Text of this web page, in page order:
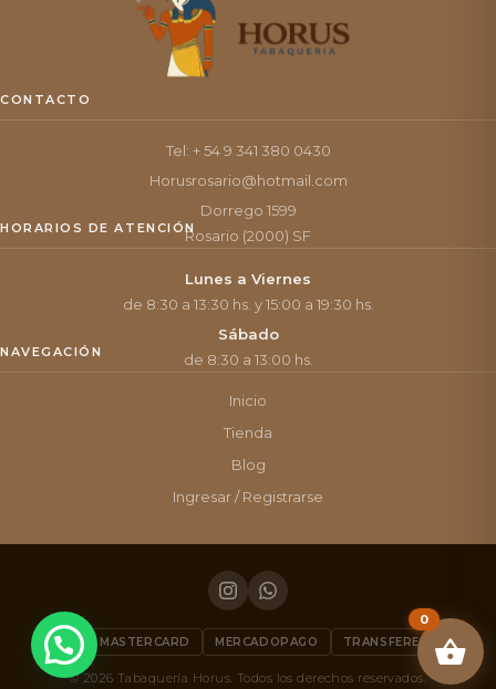
CONTACTO
Tel: + 54 9 341 380 0430
Horusrosario@hotmail.com
Dorrego 1599
Rosario (2000) SF
HORARIOS DE ATENCIÓN
Lunes a Viernes
de 8:30 a 13:30 hs. y 15:00 a 19:30 hs.
Sábado
de 8:30 a 13:00 hs.
NAVEGACIÓN
Inicio
Tienda
Blog
Ingresar / Registrarse
VISA MASTERCARD MERCADOPAGO TRANSFERENCIA
© 2026 Tabaquería Horus. Todos los derechos reservados.
0